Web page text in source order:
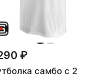
₽
самбо с 2